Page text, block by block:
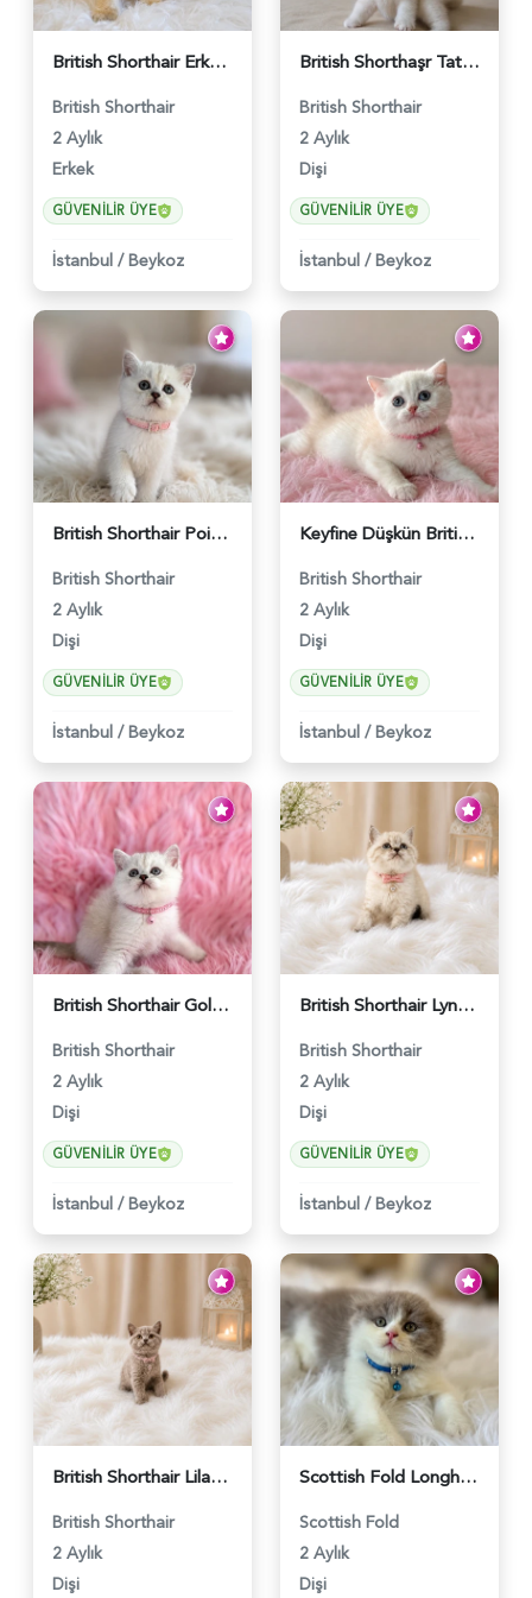
British Shorthair Erkek Golden Yavrumuz - 5567
British Shorthair
2 Aylık
Erkek
GÜVENILIR ÜYE
İstanbul / Beykoz
British Shorthaşr Tatlı Yavrumuz 2 Aylık - 5569
British Shorthair
2 Aylık
Dişi
GÜVENILIR ÜYE
İstanbul / Beykoz
British Shorthair Point Güzelliklerimiz - 5574
British Shorthair
2 Aylık
Dişi
GÜVENILIR ÜYE
İstanbul / Beykoz
Keyfine Düşkün British Shorthair Dişi Yavrumuz - 5570
British Shorthair
2 Aylık
Dişi
GÜVENILIR ÜYE
İstanbul / Beykoz
British Shorthair Golden Point Yavrumuz - 5571
British Shorthair
2 Aylık
Dişi
GÜVENILIR ÜYE
İstanbul / Beykoz
British Shorthair Lynx Point Güzel Kızımız - 4640
British Shorthair
2 Aylık
Dişi
GÜVENILIR ÜYE
İstanbul / Beykoz
British Shorthair Lilac Renk Dişi Yavrumuz - 4646
British Shorthair
2 Aylık
Dişi
Scottish Fold Longhair Lilac Bi Color 2 Aylık - 5908
Scottish Fold
2 Aylık
Dişi